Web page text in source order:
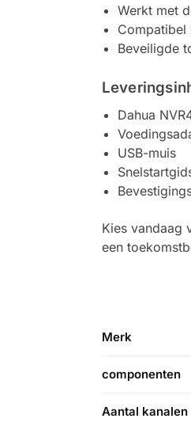
Werkt met
Compatibel
Beveiligde
Dahua
USB-muis
Kies vandaag
een
Merk
componenten
Aantal kanalen